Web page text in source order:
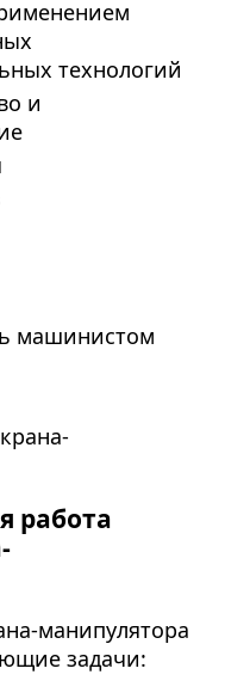
технологий
и
машинистом
работа
манипулятора
задачи: